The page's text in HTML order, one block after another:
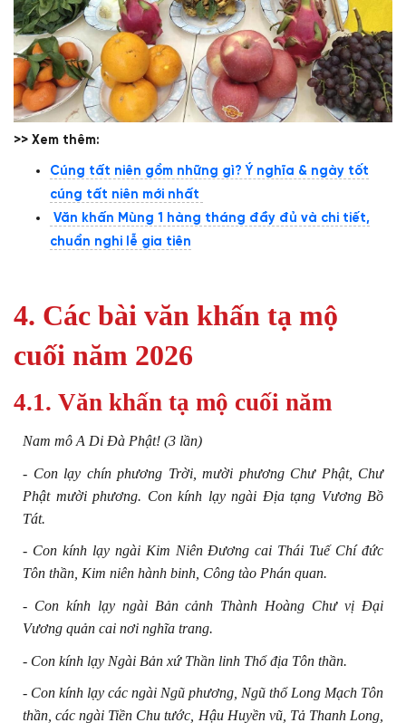
>> Xem thêm:
Cúng tất niên gồm những gì? Ý nghĩa & ngày tốt
cúng tất niên mới nhất
Văn khấn Mùng 1 hàng tháng đầy đủ và chi tiết,
chuẩn nghi lễ gia tiên
4. Các bài văn khấn tạ mộ
cuối năm 2026
4.1. Văn khấn tạ mộ cuối năm
Nam mô A Di Đà Phật! (3 lần)
- Con lạy chín phương Trời, mười phương Chư Phật, Chư
Phật mười phương. Con kính lạy ngài Địa tạng Vương Bồ
Tát.
- Con kính lạy ngài Kim Niên Đương cai Thái Tuế Chí đức
Tôn thần, Kim niên hành binh, Công tào Phán quan.
- Con kính lạy ngài Bản cảnh Thành Hoàng Chư vị Đại
Vương quản cai nơi nghĩa trang.
- Con kính lạy Ngài Bản xứ Thần linh Thổ địa Tôn thần.
- Con kính lạy các ngài Ngũ phương, Ngũ thổ Long Mạch Tôn
thần, các ngài Tiền Chu tước, Hậu Huyền vũ, Tả Thanh Long,